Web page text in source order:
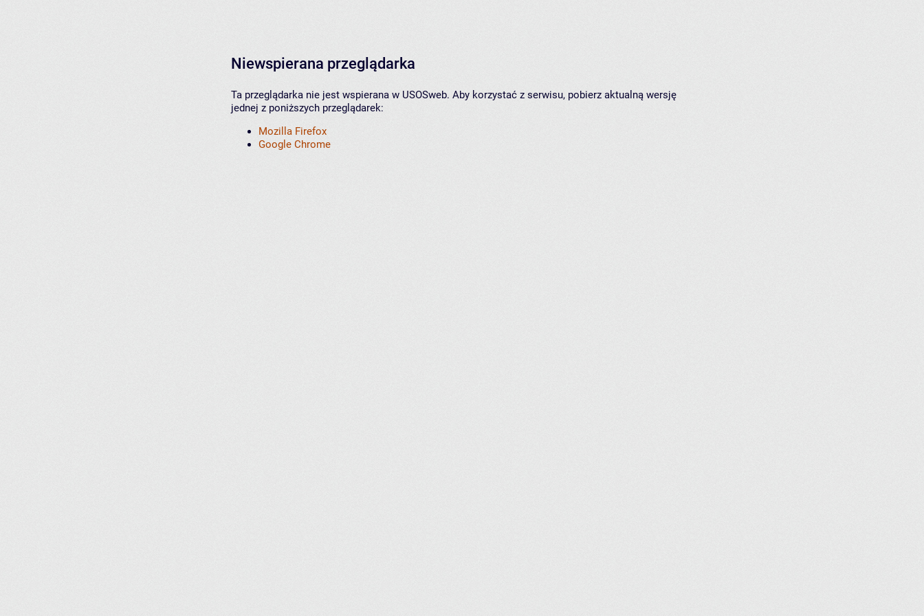
Niewspierana przeglądarka
Ta przeglądarka nie jest wspierana w USOSweb. Aby korzystać z serwisu, pobierz aktualną wersję
jednej z poniższych przeglądarek:
Mozilla Firefox
Google Chrome